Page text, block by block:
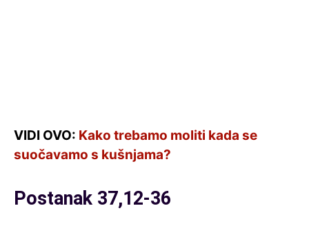
VIDI OVO: Kako trebamo moliti kada se
suočavamo s kušnjama?
Postanak 37,12-36